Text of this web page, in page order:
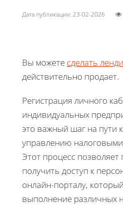
Дата публикации: 23-02-2026
Вы можете сделать
действительно продает.
Регистрация личного
индивидуальных
это важный шаг на пути
управлению
Этот процесс
получить доступ к
онлайн-порталу,
выполнение различных